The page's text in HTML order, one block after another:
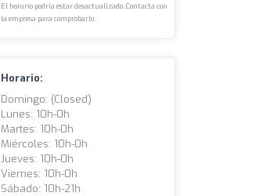
El horario podría estar desactualizado. Contacta con
la empresa para comprobarlo.
Horario:
Domingo: (closed)
Lunes: 10h-0h
Martes: 10h-0h
Miércoles: 10h-0h
Jueves: 10h-0h
Viernes: 10h-0h
Sábado: 10h-21h